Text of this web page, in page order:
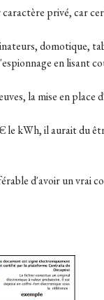
privé, car
domotique,
en lisant
la mise en
kWh, il aurait du
d'avoir un vrai